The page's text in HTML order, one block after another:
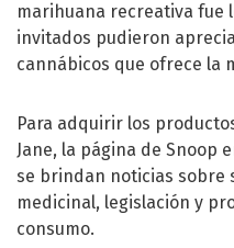
marihuana recreativa fue
invitados pudieron
cannábicos que ofrece la
Para adquirir los
Jane, la página de Snoop
se brindan noticias sobre
medicinal, legislación y
consumo.